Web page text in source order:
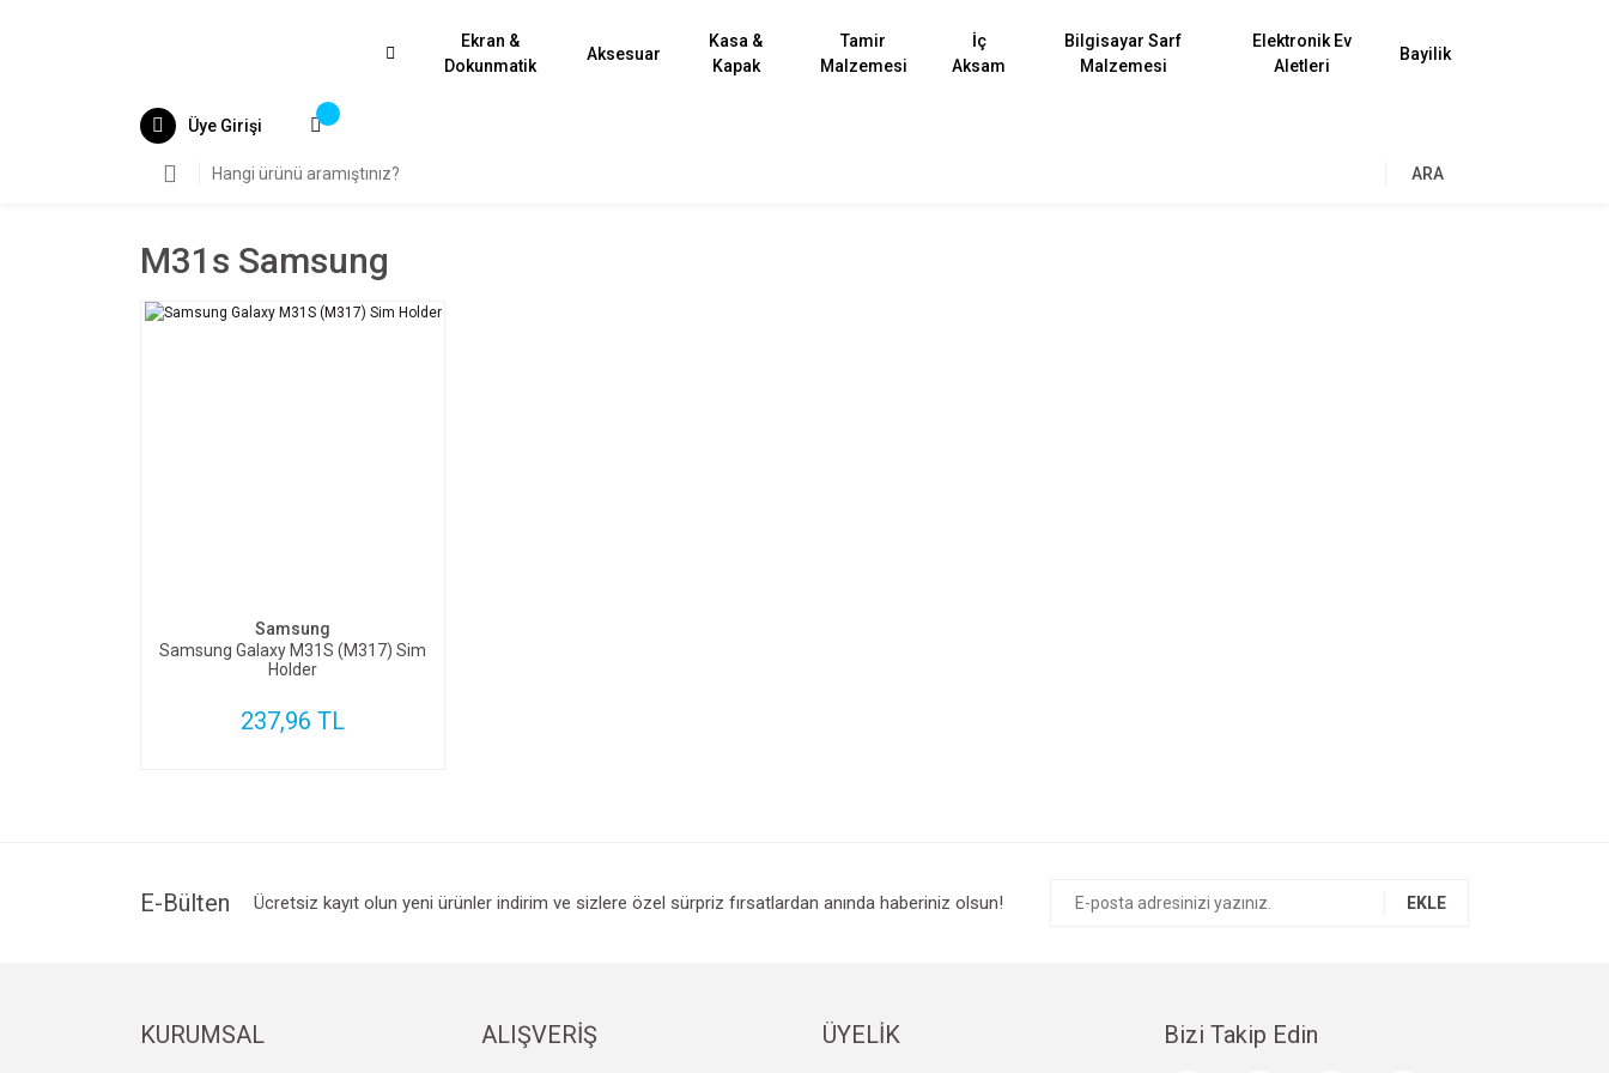
Ekran &
Dokunmatik
Aksesuar
Kasa &
Kapak
Tamir
Malzemesi
İç
Aksam
Bilgisayar Sarf
Malzemesi
Elektronik Ev
Aletleri
Bayilik
Üye Girişi
ARA
M31s Samsung
Samsung
Samsung Galaxy M31S (M317) Sim
Holder
237,96 TL
E-Bülten Ücretsiz kayıt olun yeni ürünler indirim ve sizlere özel sürpriz fırsatlardan anında haberiniz olsun! EKLE
KURUMSAL ALIŞVERİŞ ÜYELİK Bizi Takip Edin